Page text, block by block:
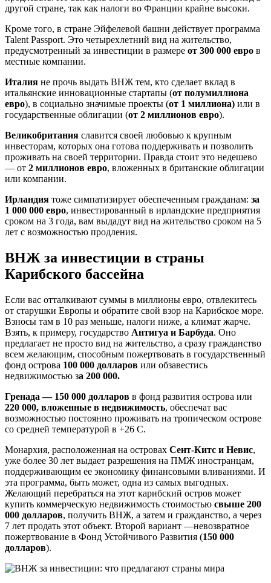
другой стране, так как налоги во Франции крайне высоки.
Кроме того, в стране Эйфелевой башни действует программа
Talent Passport. Это четырехлетний вид на жительство,
предусмотренный за инвестиции в размере от 300 000 евро в
местные компании.
Италия не прочь выдать ВНЖ тем, кто сделает вклад в
итальянские инновационные стартапы (от полумиллиона
евро), в социально значимые проекты (от 1 миллиона) или в
государственные облигации (от 2 миллионов евро).
Великобритания славится своей любовью к крупным
инвесторам, которых она готова поддерживать и позволить
проживать на своей территории. Правда стоит это недешево
— от 2 миллионов евро, вложенных в британские облигации
или компании.
Ирландия тоже симпатизирует обеспеченным гражданам: за
1 000 000 евро, инвестированный в ирландские предприятия
сроком на 3 года, вам выдадут вид на жительство сроком на 5
лет с возможностью продления.
ВНЖ за инвестиции в страны
Карибского бассейна
Если вас отталкивают суммы в миллионы евро, отвлекитесь
от старушки Европы и обратите свой взор на Карибское море.
Взносы там в 10 раз меньше, налоги ниже, а климат жарче.
Взять, к примеру, государство Антигуа и Барбуда. Оно
предлагает не просто вид на жительство, а сразу гражданство
всем желающим, способным пожертвовать в государственный
фонд острова 100 000 долларов или обзавестись
недвижимостью за 200 000.
Гренада — 150 000 долларов в фонд развития острова или
220 000, вложенные в недвижимость, обеспечат вас
возможностью постоянно проживать на тропическом острове
со средней температурой в +26 С.
Монархия, расположенная на островах Сент-Китс и Невис,
уже более 30 лет выдает разрешения на ПМЖ иностранцам,
поддерживающим ее экономику финансовыми вливаниями. И
эта программа, быть может, одна из самых выгодных.
Желающий перебраться на этот карибский остров может
купить коммерческую недвижимость стоимостью свыше 200
000 долларов, получить ВНЖ, а затем и гражданство, а через
7 лет продать этот объект. Второй вариант —невозвратное
пожертвование в Фонд Устойчивого Развития (150 000
долларов).